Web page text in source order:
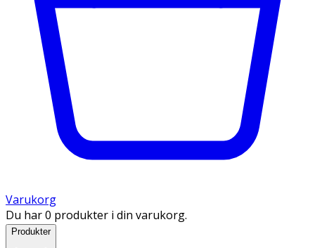
Varukorg
Du har 0 produkter i din varukorg.
Produkter